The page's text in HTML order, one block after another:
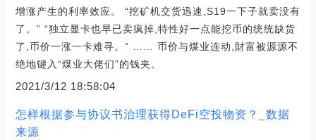
增涨产生的利率效应。 “挖矿机交货迅速,S19一下子就卖没有
了。” “独立显卡也早已卖疯掉,特性好一点能挖币的统统缺货
了,币价一涨一卡难寻。” …… 币价与煤业连动,財富被源源不
绝地键入“煤业大佬们”的钱夹。
2021/3/12 18:58:04
怎样根据参与协议书治理获得DeFi空投物资？_数据
来源